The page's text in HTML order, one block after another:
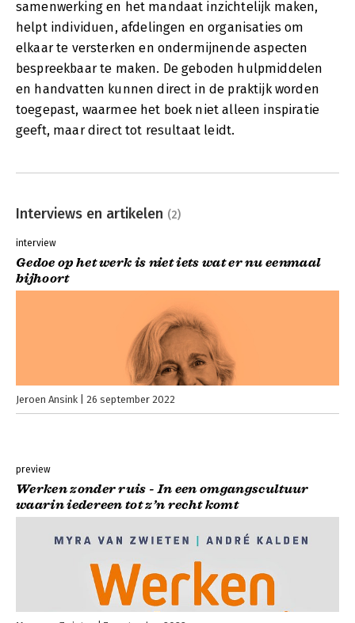
samenwerking en het mandaat inzichtelijk maken,
helpt individuen, afdelingen en organisaties om
elkaar te versterken en ondermijnende aspecten
bespreekbaar te maken. De geboden hulpmiddelen
en handvatten kunnen direct in de praktijk worden
toegepast, waarmee het boek niet alleen inspiratie
geeft, maar direct tot resultaat leidt.
Interviews en artikelen (2)
interview
Gedoe op het werk is niet iets wat er nu eenmaal
bijhoort
Jeroen Ansink 26 september 2022
preview
Werken zonder ruis - In een omgangscultuur
waarin iedereen tot z’n recht komt